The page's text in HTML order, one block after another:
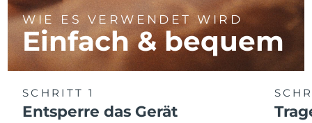
WIE ES VERWENDET WIRD
Einfach & bequem
SCHRITT 1
Entsperre das Gerät